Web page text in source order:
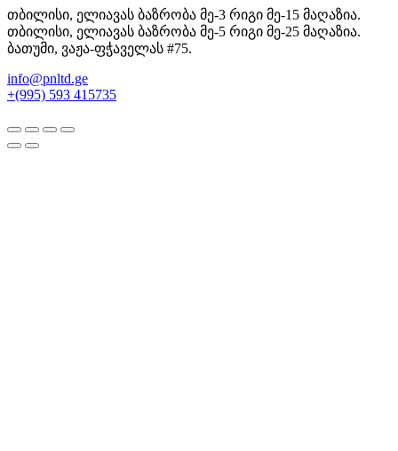
თბილისი, ელიავას ბაზრობა მე-3 რიგი მე-15 მაღაზია.
თბილისი, ელიავას ბაზრობა მე-5 რიგი მე-25 მაღაზია.
ბათუმი, ვაჟა-ფჭაველას #75.
info@pnltd.ge
+(995) 593 415735